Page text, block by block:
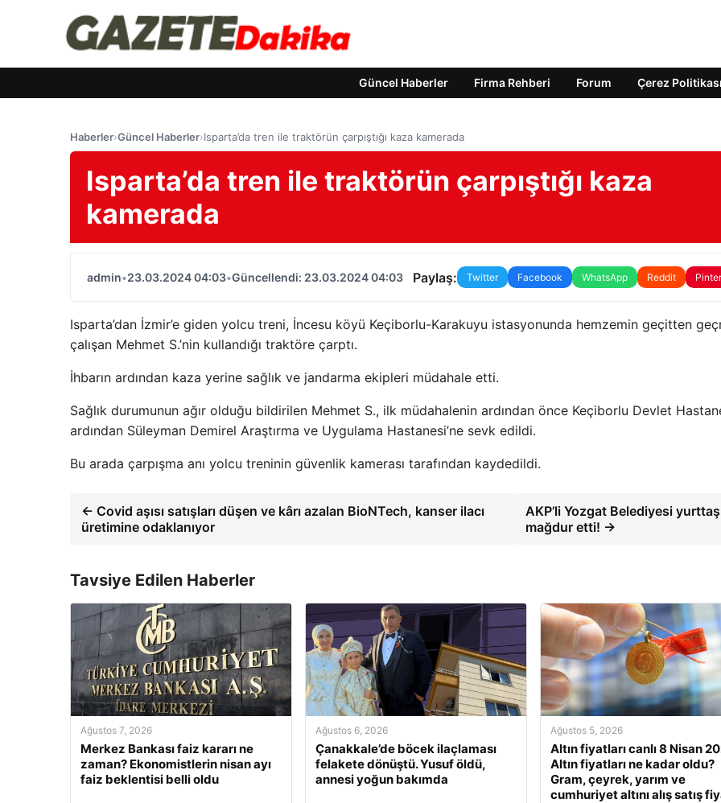
Güncel Haberler Firma Rehberi Forum Çerez Politikası
Haberler›Güncel Haberler›Isparta’da tren ile traktörün çarpıştığı kaza kamerada
Isparta’da tren ile traktörün çarpıştığı kaza
kamerada
admin•23.03.2024 04:03•Güncellendi: 23.03.2024 04:03 Paylaş: Twitter Facebook WhatsApp Reddit
Isparta’dan İzmir’e giden yolcu treni, İncesu köyü Keçiborlu-Karakuyu istasyonunda hemzemin geçitten
çalışan Mehmet S.’nin kullandığı traktöre çarptı.
İhbarın ardından kaza yerine sağlık ve jandarma ekipleri müdahale etti.
Sağlık durumunun ağır olduğu bildirilen Mehmet S., ilk müdahalenin ardından önce Keçiborlu Devlet
ardından Süleyman Demirel Araştırma ve Uygulama Hastanesi’ne sevk edildi.
Bu arada çarpışma anı yolcu treninin güvenlik kamerası tarafından kaydedildi.
← Covid aşısı satışları düşen ve kârı azalan BioNTech, kanser ilacı
üretimine odaklanıyor
AKP’li Yozgat Belediyesi
mağdur etti! →
Tavsiye Edilen Haberler
Ağustos 7, 2026
Merkez Bankası faiz kararı ne
zaman? Ekonomistlerin nisan ayı
faiz beklentisi belli oldu
Ağustos 6, 2026
Çanakkale’de böcek ilaçlaması
felakete dönüştü. Yusuf öldü,
annesi yoğun bakımda
Ağustos 5, 2026
Altın fiyatları canlı 8 Nisan
Altın fiyatları ne kadar oldu?
Gram, çeyrek, yarım ve
cumhuriyet altını alış satış